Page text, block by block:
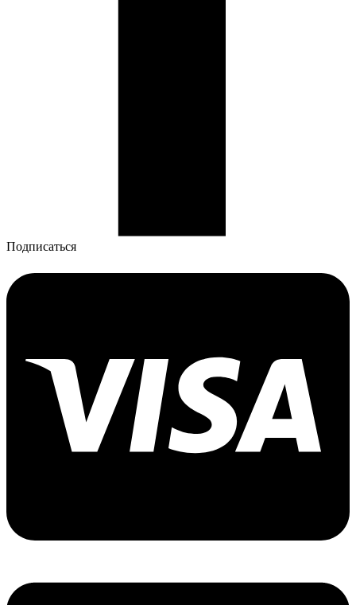
Подписаться